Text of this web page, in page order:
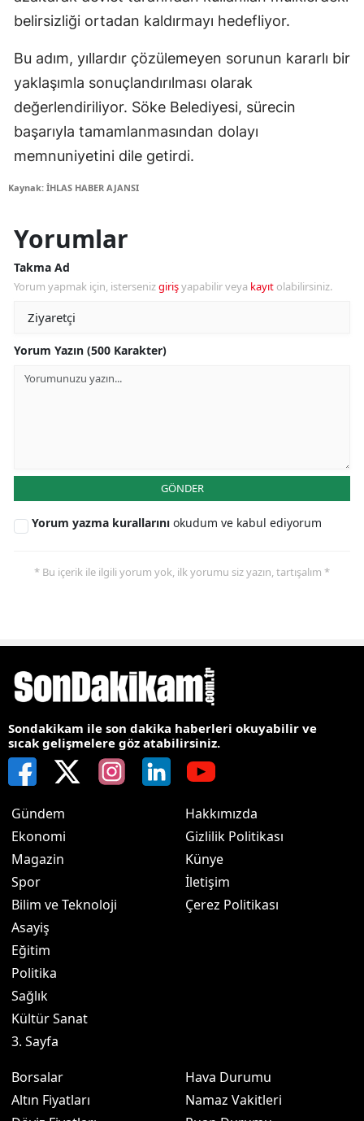
belirsizliği ortadan kaldırmayı hedefliyor.
Bu adım, yıllardır çözülemeyen sorunun kararlı bir
yaklaşımla sonuçlandırılması olarak
değerlendiriliyor. Söke Belediyesi, sürecin
başarıyla tamamlanmasından dolayı
memnuniyetini dile getirdi.
Kaynak: İHLAS HABER AJANSI
Yorumlar
Takma Ad
Yorum yapmak için, istersenizgirişyapabilir veya kayıt olabilirsiniz.
Yorum Yazın (500 Karakter)
GÖNDER
Yorum yazma kurallarını okudum ve kabul ediyorum
* Bu içerik ile ilgili yorum yok, ilk yorumu siz yazın, tartışalım *
Sondakikam ile son dakika haberleri okuyabilir ve
sıcak gelişmelere göz atabilirsiniz.
Gündem
Ekonomi
Magazin
Spor
Bilim ve Teknoloji
Asayiş
Eğitim
Politika
Sağlık
Kültür Sanat
3. Sayfa
Hakkımızda
Gizlilik Politikası
Künye
İletişim
Çerez Politikası
Borsalar
Altın Fiyatları
Hava Durumu
Namaz Vakitleri